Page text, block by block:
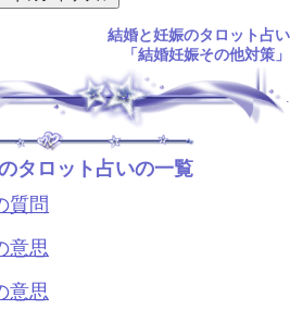
結婚と妊娠のタロット占い
「結婚妊娠その他対策」
タロット占いの一覧
質問
意思
意思